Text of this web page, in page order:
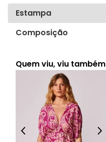
Estampa
Composição
Quem viu, viu também